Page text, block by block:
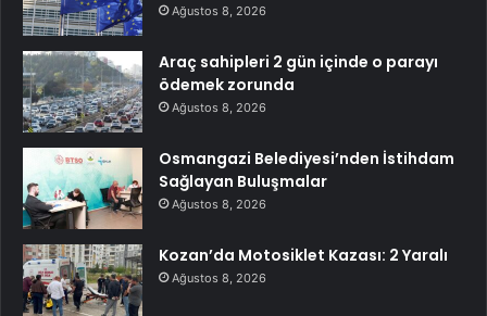
Ağustos 8, 2026
Araç sahipleri 2 gün içinde o parayı
ödemek zorunda
Ağustos 8, 2026
Osmangazi Belediyesi’nden İstihdam
Sağlayan Buluşmalar
Ağustos 8, 2026
Kozan’da Motosiklet Kazası: 2 Yaralı
Ağustos 8, 2026